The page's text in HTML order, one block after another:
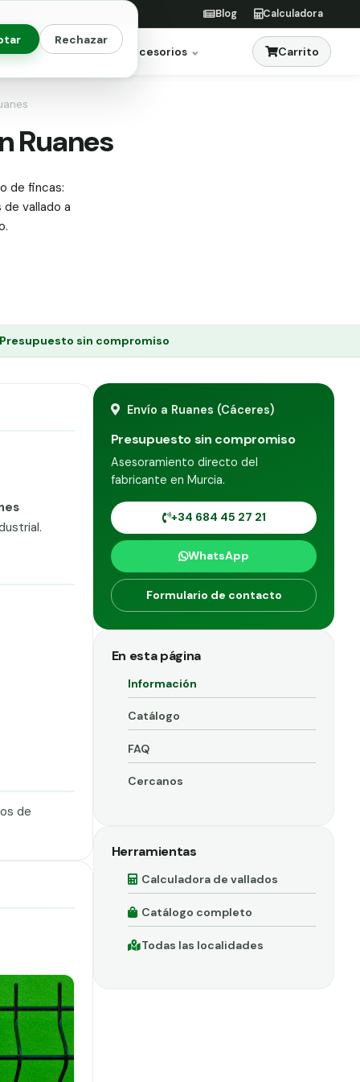
Rechazar
Blog Calculadora
Jardinería Accesorios Carrito
Ruanes
de fincas:
vallado a
sin compromiso
de
Envío a Ruanes (Cáceres)
Presupuesto sin compromiso
Asesoramiento directo del
fabricante en Murcia.
+34 684 45 27 21
WhatsApp
Formulario de contacto
En esta página
Información
Catálogo
FAQ
Cercanos
Herramientas
Calculadora de vallados
Catálogo completo
Todas las localidades